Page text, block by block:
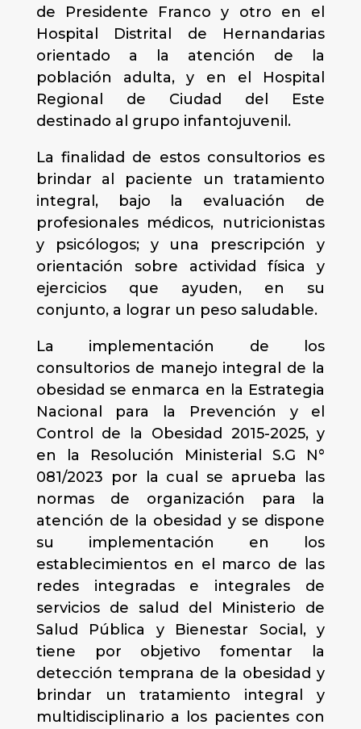
de Presidente Franco y otro en el
Hospital Distrital de Hernandarias
orientado a la atención de la
población adulta, y en el Hospital
Regional de Ciudad del Este
destinado al grupo infantojuvenil.
La finalidad de estos consultorios es
brindar al paciente un tratamiento
integral, bajo la evaluación de
profesionales médicos, nutricionistas
y psicólogos; y una prescripción y
orientación sobre actividad física y
ejercicios que ayuden, en su
conjunto, a lograr un peso saludable.
La implementación de los
consultorios de manejo integral de la
obesidad se enmarca en la Estrategia
Nacional para la Prevención y el
Control de la Obesidad 2015-2025, y
en la Resolución Ministerial S.G N°
081/2023 por la cual se aprueba las
normas de organización para la
atención de la obesidad y se dispone
su implementación en los
establecimientos en el marco de las
redes integradas e integrales de
servicios de salud del Ministerio de
Salud Pública y Bienestar Social, y
tiene por objetivo fomentar la
detección temprana de la obesidad y
brindar un tratamiento integral y
multidisciplinario a los pacientes con